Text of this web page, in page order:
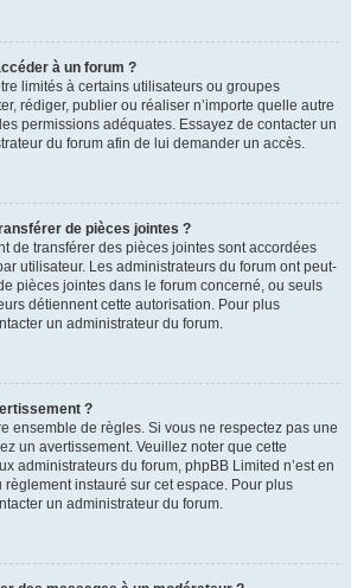
à un forum ?
limités à certains utilisateurs ou groupes
rédiger, publier ou réaliser n’importe quelle autre
permissions adéquates. Essayez de contacter un
du forum afin de lui demander un accès.
de pièces jointes ?
de transférer des pièces jointes sont accordées
utilisateur. Les administrateurs du forum ont peut-
pièces jointes dans le forum concerné, ou seuls
détiennent cette autorisation. Pour plus
un administrateur du forum.
?
ensemble de règles. Si vous ne respectez pas une
un avertissement. Veuillez noter que cette
administrateurs du forum, phpBB Limited n’est en
instauré sur cet espace. Pour plus
un administrateur du forum.